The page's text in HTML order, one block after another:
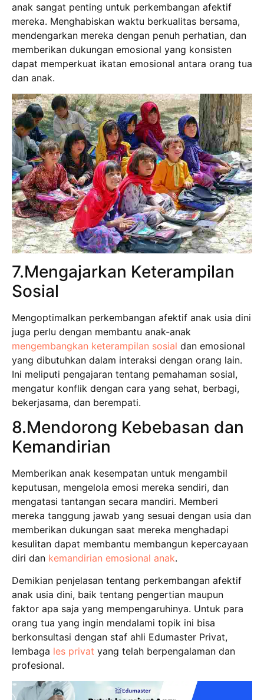
anak sangat penting untuk perkembangan afektif
mereka. Menghabiskan waktu berkualitas bersama,
mendengarkan mereka dengan penuh perhatian, dan
memberikan dukungan emosional yang konsisten
dapat memperkuat ikatan emosional antara orang tua
dan anak.
7.Mengajarkan Keterampilan
Sosial
Mengoptimalkan perkembangan afektif anak usia dini
juga perlu dengan membantu anak-anak
mengembangkan keterampilan sosial dan emosional
yang dibutuhkan dalam interaksi dengan orang lain.
Ini meliputi pengajaran tentang pemahaman sosial,
mengatur konflik dengan cara yang sehat, berbagi,
bekerjasama, dan berempati.
8.Mendorong Kebebasan dan
Kemandirian
Memberikan anak kesempatan untuk mengambil
keputusan, mengelola emosi mereka sendiri, dan
mengatasi tantangan secara mandiri. Memberi
mereka tanggung jawab yang sesuai dengan usia dan
memberikan dukungan saat mereka menghadapi
kesulitan dapat membantu membangun kepercayaan
diri dan kemandirian emosional anak.
Demikian penjelasan tentang perkembangan afektif
anak usia dini, baik tentang pengertian maupun
faktor apa saja yang mempengaruhinya. Untuk para
orang tua yang ingin mendalami topik ini bisa
berkonsultasi dengan staf ahli Edumaster Privat,
lembaga les privat yang telah berpengalaman dan
profesional.